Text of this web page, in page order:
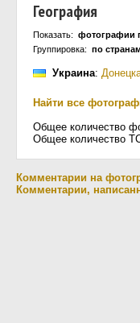
География
Показать: фотографии
Группировка: по
Украина:
Найти все
Общее количество
Общее количество
Комментарии на
Комментарии,